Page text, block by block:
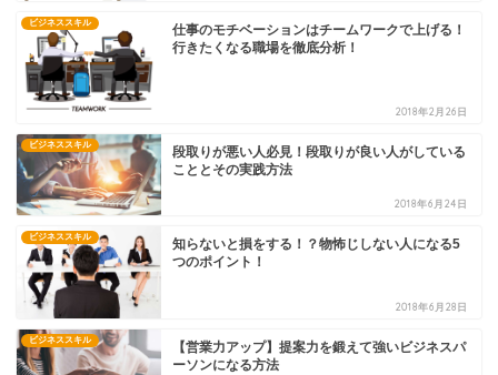
ビジネススキル
仕事のモチベーションはチームワークで上げる！
行きたくなる職場を徹底分析！
2018年2月26日
ビジネススキル
段取りが悪い人必見！段取りが良い人がしている
こととその実践方法
2018年6月24日
ビジネススキル
知らないと損をする！？物怖じしない人になる5
つのポイント！
2018年6月28日
ビジネススキル
【営業力アップ】提案力を鍛えて強いビジネスパ
ーソンになる方法